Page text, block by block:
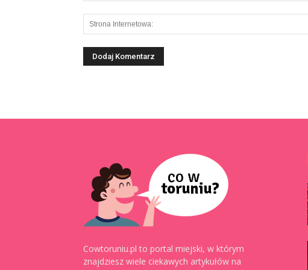
Cowtoruniu.pl to portal miejski, w którym
znajdziesz wiele ciekawych artykułów na